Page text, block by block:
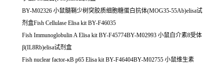
BY-M02326 小鼠髓鞘少树突胶质细胞糖蛋白抗体(MOG35-55Ab)elisa试
剂盒Fish Cellulase Elisa kit BY-F46035
Fish Immunoglobulin A Elisa kit BY-F45774BY-M02993 小鼠白介素8受体
β(IL8Rb)elisa试剂盒
Fish nuclear factor-κB p65 Elisa kit BY-F46404BY-M02755 小鼠维生素